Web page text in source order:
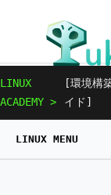
LINUX
ACADEMY >
[環境構
イド]
LINUX MENU